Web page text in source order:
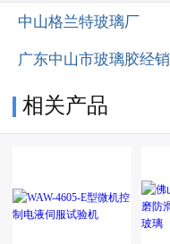
中山格兰特玻璃厂
广东中山市玻璃胶经销
相关产品